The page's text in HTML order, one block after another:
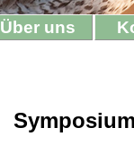
Über uns